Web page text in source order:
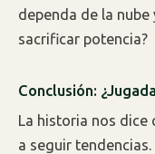
dependa de la
sacrificar potencia?
Conclusión:
La historia nos dice
a seguir